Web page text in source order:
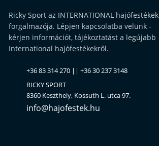
Ricky Sport az INTERNATIONAL hajófestékek
forgalmazója. Lépjen kapcsolatba velünk -
kérjen információt, tájékoztatást a legújabb
International hajófestékekről.
+36 83 314 270 || +36 30 237 3148
RICKY SPORT
8360 Keszthely, Kossuth L. utca 97.
info@hajofestek.hu